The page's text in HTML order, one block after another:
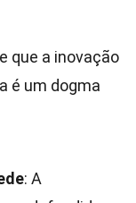
que a inovação
é um dogma
: A